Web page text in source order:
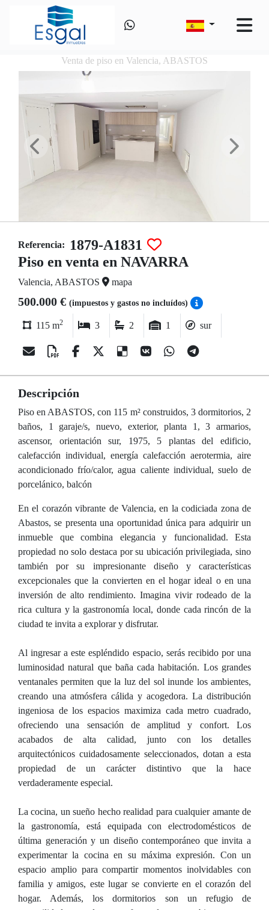
Venta de piso en Valencia, ABASTOS
Referencia:
1879-A1831
Piso en venta en NAVARRA
Valencia, ABASTOS mapa
500.000 € (impuestos y gastos no incluídos)
115 m2 3 2 1 sur
Descripción
Piso en ABASTOS, con 115 m² construidos, 3 dormitorios, 2
baños, 1 garaje/s, nuevo, exterior, planta 1, 3 armarios,
ascensor, orientación sur, 1975, 5 plantas del edificio,
calefacción individual, energía calefacción aerotermia, aire
acondicionado frío/calor, agua caliente individual, suelo de
porcelánico, balcón
En el corazón vibrante de Valencia, en la codiciada zona de
Abastos, se presenta una oportunidad única para adquirir un
inmueble que combina elegancia y funcionalidad. Esta
propiedad no solo destaca por su ubicación privilegiada, sino
también por su impresionante diseño y características
excepcionales que la convierten en el hogar ideal o en una
inversión de alto rendimiento. Imagina vivir rodeado de la
rica cultura y la gastronomía local, donde cada rincón de la
ciudad te invita a explorar y disfrutar.
Al ingresar a este espléndido espacio, serás recibido por una
luminosidad natural que baña cada habitación. Los grandes
ventanales permiten que la luz del sol inunde los ambientes,
creando una atmósfera cálida y acogedora. La distribución
ingeniosa de los espacios maximiza cada metro cuadrado,
ofreciendo una sensación de amplitud y confort. Los
acabados de alta calidad, junto con los detalles
arquitectónicos cuidadosamente seleccionados, dotan a esta
propiedad de un carácter distintivo que la hace
verdaderamente especial.
La cocina, un sueño hecho realidad para cualquier amante de
la gastronomía, está equipada con electrodomésticos de
última generación y un diseño contemporáneo que invita a
experimentar la cocina en su máxima expresión. Con un
espacio amplio para compartir momentos inolvidables con
familia y amigos, este lugar se convierte en el corazón del
hogar. Además, los dormitorios son un refugio de